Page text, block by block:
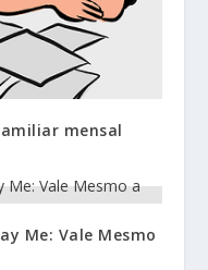
mensal
Me: Vale Mesmo